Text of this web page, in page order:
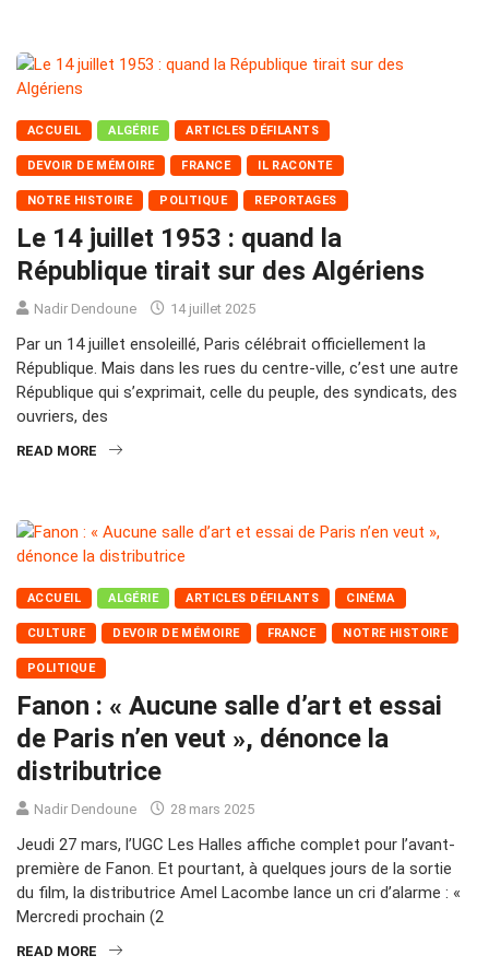
ACCUEIL ALGÉRIE ARTICLES DÉFILANTS
DEVOIR DE MÉMOIRE FRANCE IL RACONTE
NOTRE HISTOIRE POLITIQUE REPORTAGES
Le 14 juillet 1953 : quand la
République tirait sur des Algériens
Nadir Dendoune 14 juillet 2025
Par un 14 juillet ensoleillé, Paris célébrait officiellement la
République. Mais dans les rues du centre-ville, c’est une autre
République qui s’exprimait, celle du peuple, des syndicats, des
ouvriers, des
READ MORE
ACCUEIL ALGÉRIE ARTICLES DÉFILANTS CINÉMA
CULTURE DEVOIR DE MÉMOIRE FRANCE NOTRE HISTOIRE
POLITIQUE
Fanon : « Aucune salle d’art et essai
de Paris n’en veut », dénonce la
distributrice
Nadir Dendoune 28 mars 2025
Jeudi 27 mars, l’UGC Les Halles affiche complet pour l’avant-
première de Fanon. Et pourtant, à quelques jours de la sortie
du film, la distributrice Amel Lacombe lance un cri d’alarme : «
Mercredi prochain (2
READ MORE